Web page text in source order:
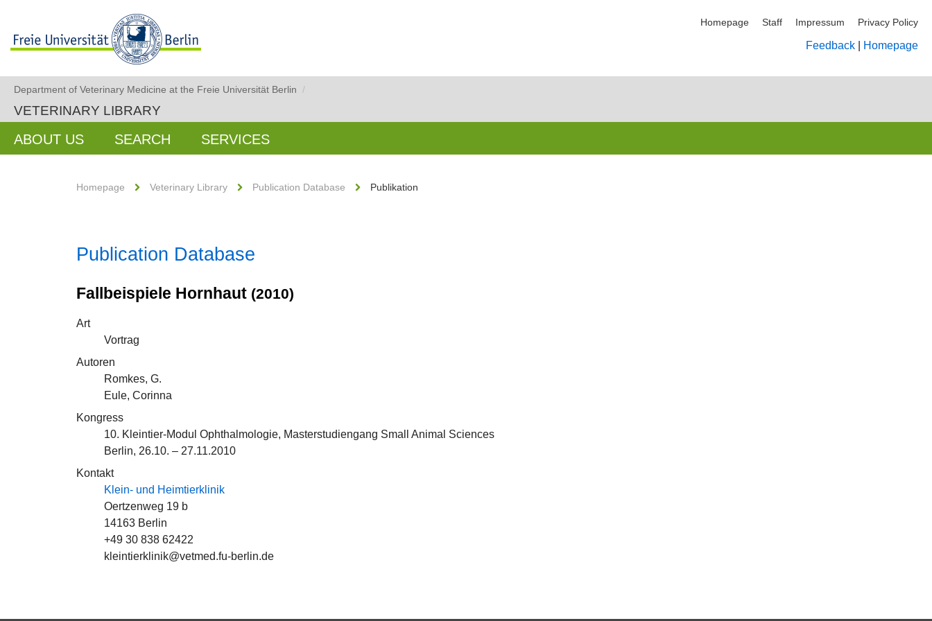
Homepage Staff Impressum Privacy Policy
Feedback Homepage
Department of Veterinary Medicine at the Freie Universität Berlin /
VETERINARY LIBRARY
ABOUT US SEARCH SERVICES
Homepage Veterinary Library Publication Database Publikation
Publication Database
Fallbeispiele Hornhaut (2010)
Art
Vortrag
Autoren
Romkes, G.
Eule, Corinna
Kongress
10. Kleintier-Modul Ophthalmologie, Masterstudiengang Small Animal Sciences
Berlin, 26.10. – 27.11.2010
Kontakt
Klein- und Heimtierklinik
Oertzenweg 19 b
14163 Berlin
+49 30 838 62422
kleintierklinik@vetmed.fu-berlin.de